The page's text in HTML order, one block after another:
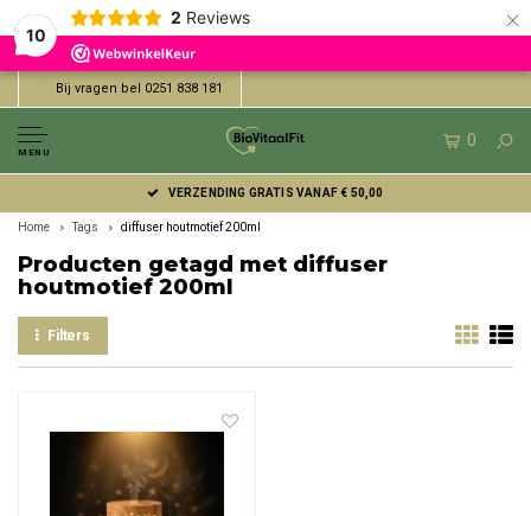
10
2 Reviews ×
Bij vragen bel 0251 838 181
MENU
0
VERZENDING GRATIS VANAF € 50,00
Home Tags diffuser houtmotief 200ml
Producten getagd met diffuser
houtmotief 200ml
Filters